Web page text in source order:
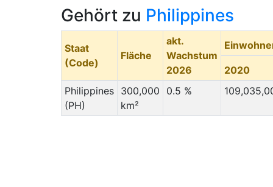
Gehört zu Philippines
Staat
(Code)
Fläche
akt.
Wachstum
2026
2020
Philippines
(PH)
300,000
km²
0.5 %